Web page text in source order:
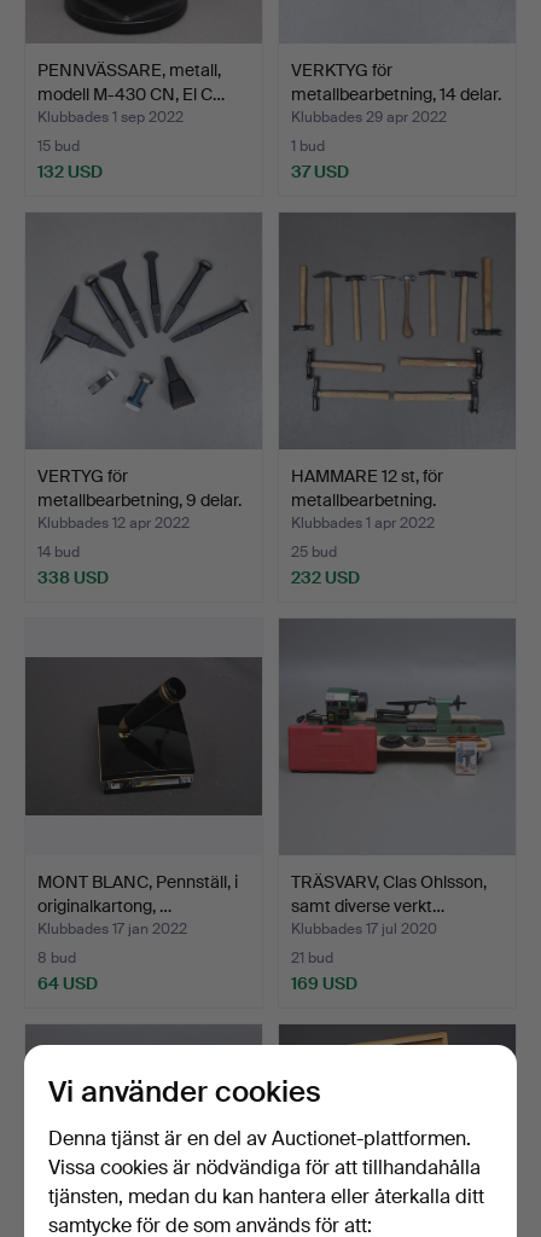
PENNVÄSSARE, metall,
modell M-430 CN, El C…
Klubbades 1 sep 2022
15 bud
132 USD
VERKTYG för
metallbearbetning, 14 delar.
Klubbades 29 apr 2022
1 bud
37 USD
VERTYG för
metallbearbetning, 9 delar.
Klubbades 12 apr 2022
14 bud
338 USD
HAMMARE 12 st, för
metallbearbetning.
Klubbades 1 apr 2022
25 bud
232 USD
MONT BLANC, Pennställ, i
originalkartong, …
Klubbades 17 jan 2022
8 bud
64 USD
TRÄSVARV, Clas Ohlsson,
samt diverse verkt…
Klubbades 17 jul 2020
21 bud
169 USD
Vi använder cookies
Denna tjänst är en del av Auctionet-plattformen.
Vissa cookies är nödvändiga för att tillhandahålla
tjänsten, medan du kan hantera eller återkalla ditt
samtycke för de som används för att: